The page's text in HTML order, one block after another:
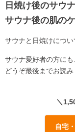
日焼け後のサウ
サウナ後の肌の
サウナと日焼けにつ
サウナ愛好者の方にも
どうぞ最後までお読み
＼
自宅